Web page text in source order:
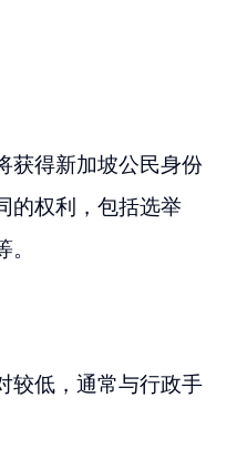
获得新加坡公民身份
的权利，包括选举
较低，通常与行政手